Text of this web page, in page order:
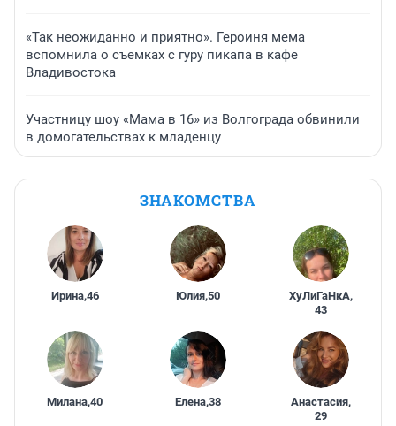
«Так неожиданно и приятно». Героиня мема
вспомнила о съемках с гуру пикапа в кафе
Владивостока
Участницу шоу «Мама в 16» из Волгограда обвинили
в домогательствах к младенцу
ЗНАКОМСТВА
Ирина,46 Юлия,50 ХуЛиГаНкА,
43
Милана,40 Елена,38 Анастасия,
29